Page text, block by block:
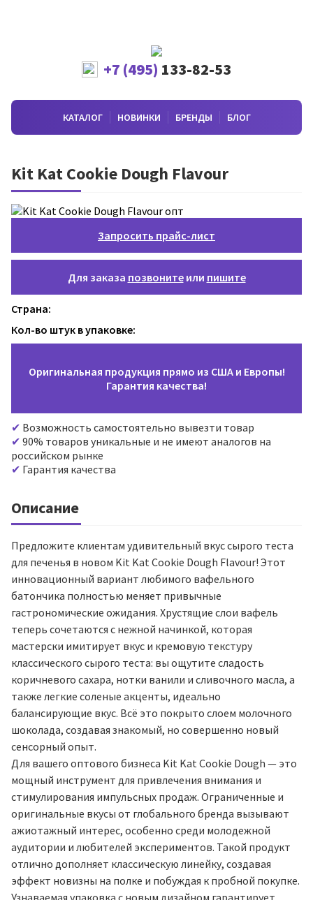
+7 (495) 133-82-53
КАТАЛОГ НОВИНКИ БРЕНДЫ БЛОГ
Kit Kat Cookie Dough Flavour
Запросить прайс-лист
Для заказа позвонитеили пишите
Страна:
Кол-во штук в упаковке:
Оригинальная продукция прямо из США и Европы!
Гарантия качества!
Возможность самостоятельно вывезти товар
90% товаров уникальные и не имеют аналогов на
российском рынке
Гарантия качества
Описание
Предложите клиентам удивительный вкус сырого теста
для печенья в новом Kit Kat Cookie Dough Flavour! Этот
инновационный вариант любимого вафельного
батончика полностью меняет привычные
гастрономические ожидания. Хрустящие слои вафель
теперь сочетаются с нежной начинкой, которая
мастерски имитирует вкус и кремовую текстуру
классического сырого теста: вы ощутите сладость
коричневого сахара, нотки ванили и сливочного масла, а
также легкие соленые акценты, идеально
балансирующие вкус. Всё это покрыто слоем молочного
шоколада, создавая знакомый, но совершенно новый
сенсорный опыт.
Для вашего оптового бизнеса Kit Kat Cookie Dough — это
мощный инструмент для привлечения внимания и
стимулирования импульсных продаж. Ограниченные и
оригинальные вкусы от глобального бренда вызывают
ажиотажный интерес, особенно среди молодежной
аудитории и любителей экспериментов. Такой продукт
отлично дополняет классическую линейку, создавая
эффект новизны на полке и побуждая к пробной покупке.
Узнаваемая упаковка с новым дизайном гарантирует